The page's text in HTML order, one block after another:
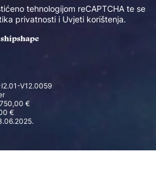
tehnologijom reCAPTCHA te se
privatnosti i Uvjeti korištenja.
I2.01-V12.0059
€
€